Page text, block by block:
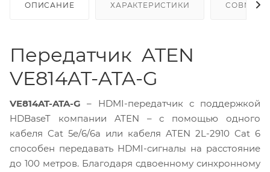
ОПИСАНИЕ ХАРАКТЕРИСТИКИ
Передатчик ATEN
VE814AT-ATA-G
VE814AT-ATA-G – HDMI-передатчик с поддержкой
HDBaseT компании ATEN – с помощью одного
кабеля Cat 5e/6/6a или кабеля ATEN 2L-2910 Cat 6
способен передавать HDMI-сигналы на расстояние
до 100 метров. Благодаря сдвоенному синхронному